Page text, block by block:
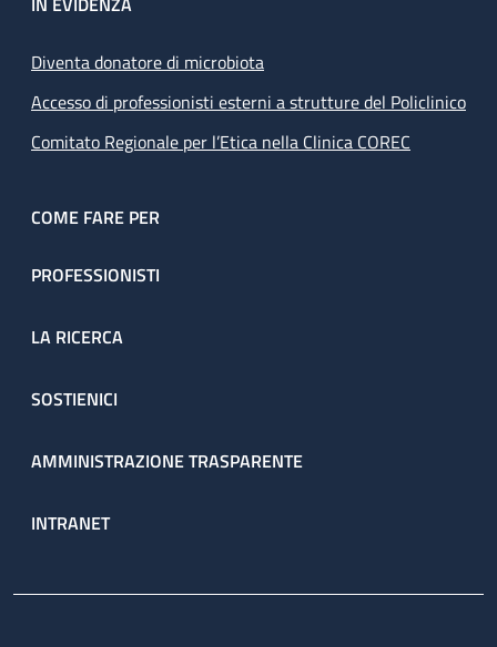
Diventa donatore di microbiota
Accesso di professionisti esterni a strutture del Policlinico
Comitato Regionale per l’Etica nella Clinica COREC
COME FARE PER
PROFESSIONISTI
LA RICERCA
SOSTIENICI
AMMINISTRAZIONE TRASPARENTE
INTRANET